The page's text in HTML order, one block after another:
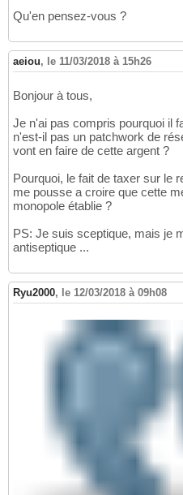
Qu'en pensez-vous ?
aeiou, le 11/03/2018 à 15h26
Bonjour à tous,
Je n'ai pas compris pourquoi il
n'est-il pas un patchwork de
vont en faire de cette argent ?
Pourquoi, le fait de taxer sur le
me pousse a croire que cette
monopole établie ?
PS: Je suis sceptique, mais je
antiseptique ...
Ryu2000, le 12/03/2018 à 09h08